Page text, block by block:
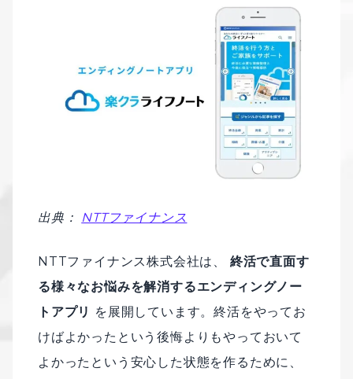
出典： NTTファイナンス
NTTファイナンス株式会社は、 終活で直面す
る様々なお悩みを解消するエンディングノー
トアプリ を展開しています。終活をやってお
けばよかったという後悔よりもやっておいて
よかったという安心した状態を作るために、